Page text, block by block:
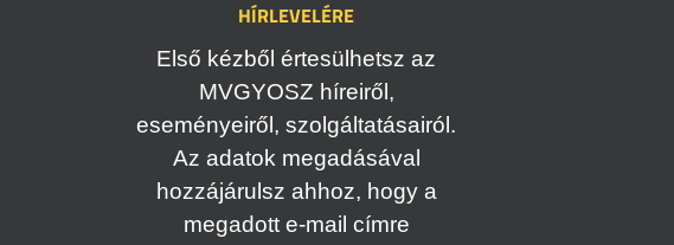
HÍRLEVELÉRE
Első kézből értesülhetsz az
MVGYOSZ híreiről,
eseményeiről, szolgáltatásairól.
Az adatok megadásával
hozzájárulsz ahhoz, hogy a
megadott e-mail címre